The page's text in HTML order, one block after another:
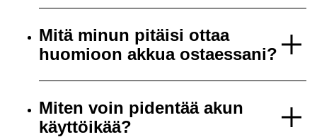
Mitä minun pitäisi ottaa
huomioon akkua ostaessani?
Miten voin pidentää akun
käyttöikää?